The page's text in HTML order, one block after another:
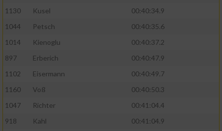
1130
Kusel
00:40:34.9
1044
Petsch
00:40:35.6
1014
Kienoglu
00:40:37.2
897
Erberich
00:40:47.9
1102
Eisermann
00:40:49.7
1160
Voß
00:40:50.3
1047
Richter
00:41:04.4
918
Kahl
00:41:04.9